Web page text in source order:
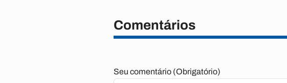
Comentários
Seu comentário (Obrigatório)